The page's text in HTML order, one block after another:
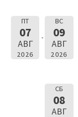
ПТ
07
АВГ
2026
ВС
09
АВГ
2026
СБ
08
АВГ